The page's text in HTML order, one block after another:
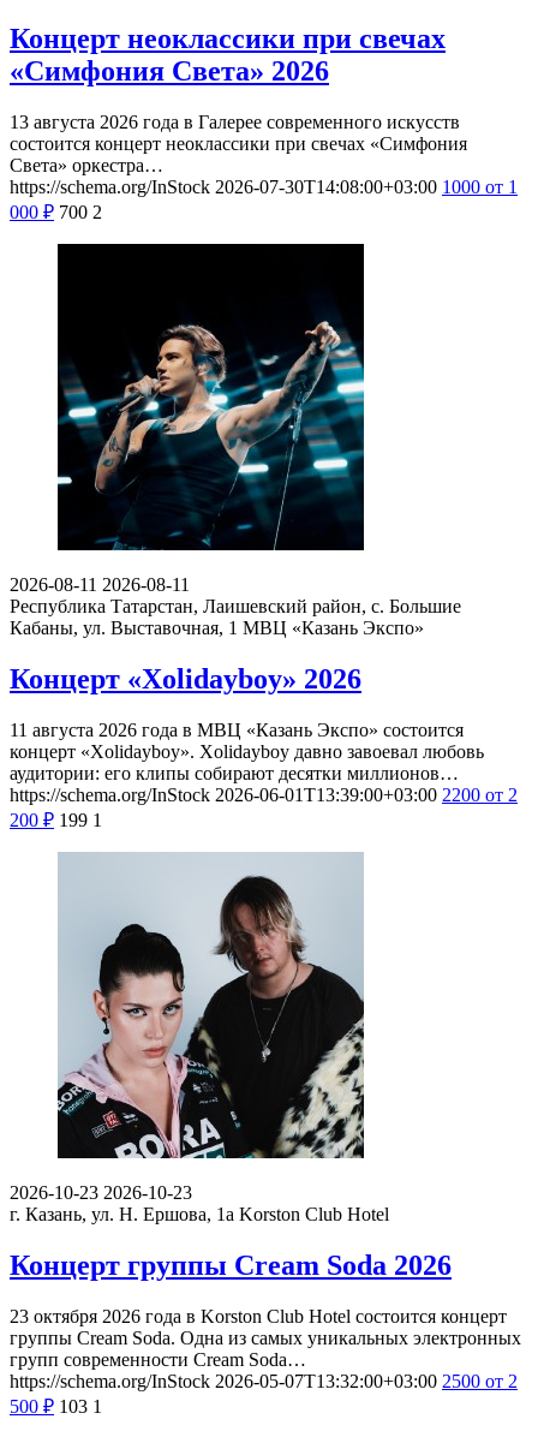
Концерт неоклассики при свечах
«Симфония Света» 2026
13 августа 2026 года в Галерее современного искусств
состоится концерт неоклассики при свечах «Симфония
Света» оркестра…
https://schema.org/InStock 2026-07-30T14:08:00+03:00 1000 от 1
000 ₽ 700 2
2026-08-11 2026-08-11
Республика Татарстан, Лаишевский район, с. Большие
Кабаны, ул. Выставочная, 1 МВЦ «Казань Экспо»
Концерт «Xolidayboy» 2026
11 августа 2026 года в МВЦ «Казань Экспо» состоится
концерт «Xolidayboy». Xolidayboy давно завоевал любовь
аудитории: его клипы собирают десятки миллионов…
https://schema.org/InStock 2026-06-01T13:39:00+03:00 2200 от 2
200 ₽ 199 1
2026-10-23 2026-10-23
г. Казань, ул. Н. Ершова, 1а Korston Club Hotel
Концерт группы Cream Soda 2026
23 октября 2026 года в Korston Club Hotel состоится концерт
группы Cream Soda. Одна из самых уникальных электронных
групп современности Cream Soda…
https://schema.org/InStock 2026-05-07T13:32:00+03:00 2500 от 2
500 ₽ 103 1